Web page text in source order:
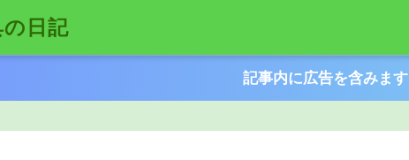
日記
記事内に広告を含みます